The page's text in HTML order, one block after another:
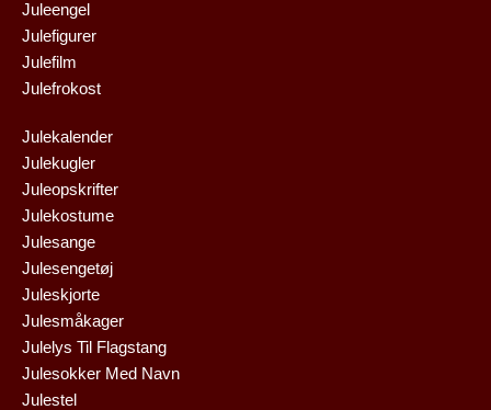
Juleengel
Julefigurer
Julefilm
Julefrokost
Julekalender
Julekugler
Juleopskrifter
Julekostume
Julesange
Julesengetøj
Juleskjorte
Julesmåkager
Julelys Til Flagstang
Julesokker Med Navn
Julestel